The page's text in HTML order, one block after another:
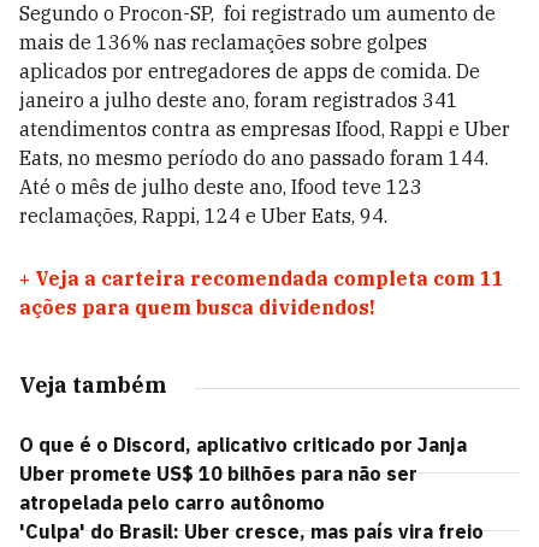
Segundo o Procon-SP, foi registrado um aumento de
mais de 136% nas reclamações sobre golpes
aplicados por entregadores de apps de comida. De
janeiro a julho deste ano, foram registrados 341
atendimentos contra as empresas Ifood, Rappi e Uber
Eats, no mesmo período do ano passado foram 144.
Até o mês de julho deste ano, Ifood teve 123
reclamações, Rappi, 124 e Uber Eats, 94.
+ Veja a carteira recomendada completa com 11
ações para quem busca dividendos!
Veja também
O que é o Discord, aplicativo criticado por Janja
Uber promete US$ 10 bilhões para não ser
atropelada pelo carro autônomo
'Culpa' do Brasil: Uber cresce, mas país vira freio